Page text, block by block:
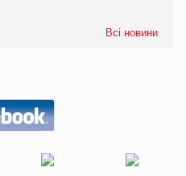
Всі новини